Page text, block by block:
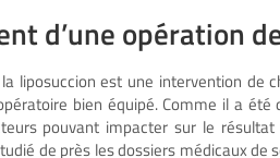
d’une opération
liposuccion est une intervention de
bien équipé. Comme il a
pouvant impacter sur le
de près les dossiers médicaux